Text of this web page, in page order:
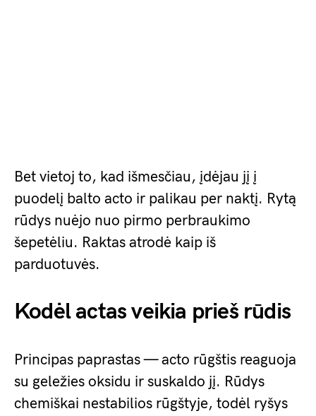
Bet vietoj to, kad išmesčiau, įdėjau jį į
puodelį balto acto ir palikau per naktį. Rytą
rūdys nuėjo nuo pirmo perbraukimo
šepetėliu. Raktas atrodė kaip iš
parduotuvės.
Kodėl actas veikia prieš rūdis
Principas paprastas — acto rūgštis reaguoja
su geležies oksidu ir suskaldo jį. Rūdys
chemiškai nestabilios rūgštyje, todėl ryšys